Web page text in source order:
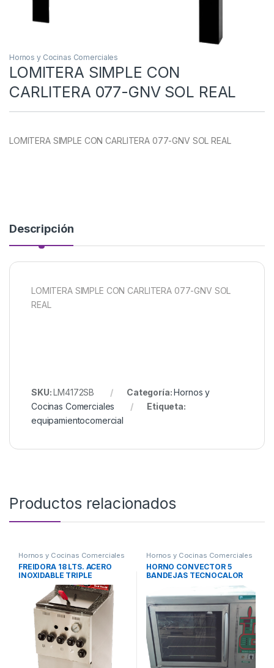
Hornos y Cocinas Comerciales
LOMITERA SIMPLE CON
CARLITERA 077-GNV SOL REAL
LOMITERA SIMPLE CON CARLITERA 077-GNV SOL REAL
Descripción
LOMITERA SIMPLE CON CARLITERA 077-GNV SOL
REAL
SKU:LM4172SB Categoría:Hornos y
Cocinas Comerciales
Etiqueta:
equipamientocomercial
Productos relacionados
Hornos y Cocinas Comerciales
FREIDORA 18 LTS. ACERO
INOXIDABLE TRIPLE
INYECCION SOL REAL
Hornos y Cocinas Comerciales
HORNO CONVECTOR 5
BANDEJAS TECNOCALOR